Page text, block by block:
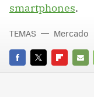
smartphones.
FACEBOOK
TWITTERFLIPBOARD
E-
TEMAS Mercado